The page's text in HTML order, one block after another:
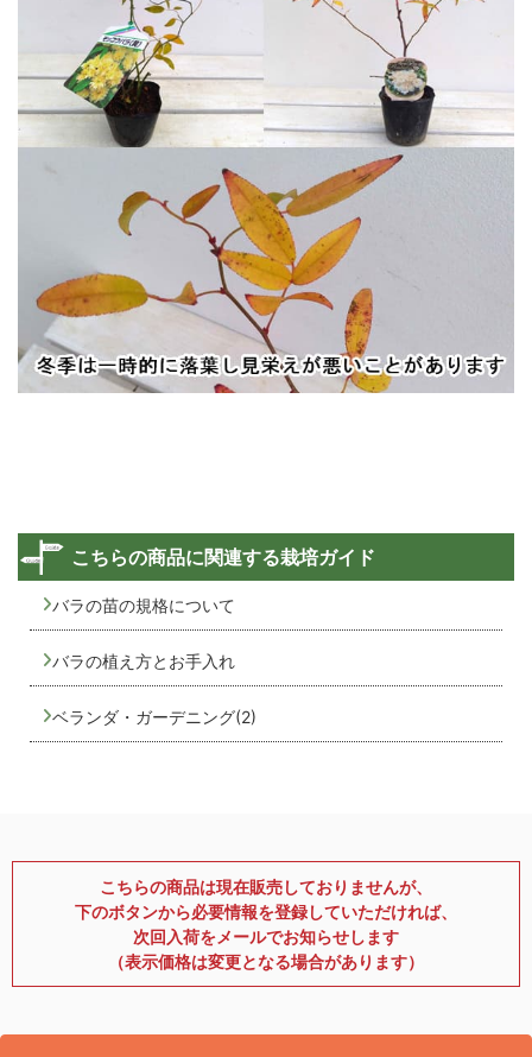
こちらの商品に関連する栽培ガイド
バラの苗の規格について
バラの植え方とお手入れ
ベランダ・ガーデニング(2)
こちらの商品は現在販売しておりませんが、
下のボタンから必要情報を登録していただければ、
次回入荷をメールでお知らせします
（表示価格は変更となる場合があります）